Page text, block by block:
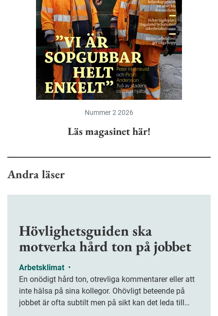
Nummer 2 2026
Läs magasinet här!
Andra läser
Hövlighetsguiden ska
motverka hård ton på jobbet
Arbetsklimat •
En onödigt hård ton, otrevliga kommentarer eller att
inte hälsa på sina kollegor. Ohövligt beteende på
jobbet är ofta subtilt men på sikt kan det leda till